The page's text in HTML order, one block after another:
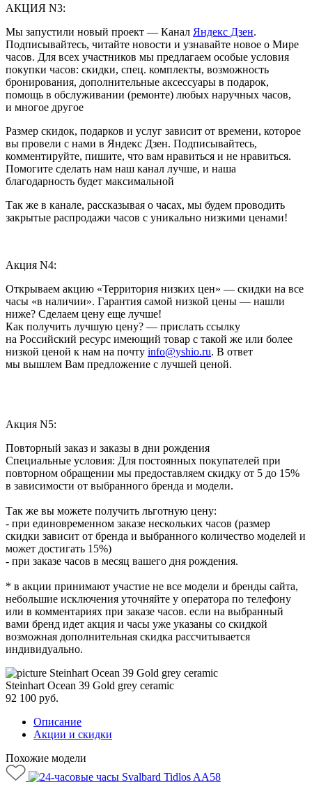
АКЦИЯ N3:
Мы запустили новый проект — Канал Яндекс Дзен.
Подписывайтесь, читайте новости и узнавайте новое о Мире
часов. Для всех участников мы предлагаем особые условия
покупки часов: скидки, спец. комплекты, возможность
бронирования, дополнительные аксессуары в подарок,
помощь в обслуживании (ремонте) любых наручных часов,
и многое другое
Размер скидок, подарков и услуг зависит от времени, которое
вы провели с нами в Яндекс Дзен. Подписывайтесь,
комментируйте, пишите, что вам нравиться и не нравиться.
Помогите сделать нам наш канал лучше, и наша
благодарность будет максимальной
Так же в канале, рассказывая о часах, мы будем проводить
закрытые распродажи часов с уникально низкими ценами!
Акция N4:
Открываем акцию «Территория низких цен» — скидки на все
часы «в наличии». Гарантия самой низкой цены — нашли
ниже? Сделаем цену еще лучше!
Как получить лучшую цену? — прислать ссылку
на Российский ресурс имеющий товар с такой же или более
низкой ценой к нам на почту info@yshio.ru. В ответ
мы вышлем Вам предложение с лучшей ценой.
Акция N5:
Повторный заказ и заказы в дни рождения
Специальные условия: Для постоянных покупателей при
повторном обращении мы предоставляем скидку от 5 до 15%
в зависимости от выбранного бренда и модели.
Так же вы можете получить льготную цену:
- при единовременном заказе нескольких часов (размер
скидки зависит от бренда и выбранного количество моделей и
может достигать 15%)
- при заказе часов в месяц вашего дня рождения.
* в акции принимают участие не все модели и бренды сайта,
небольшие исключения уточняйте у оператора по телефону
или в комментариях при заказе часов. если на выбранный
вами бренд идет акция и часы уже указаны со скидкой
возможная дополнительная скидка рассчитывается
индивидуально.
Steinhart Ocean 39 Gold grey ceramic
92 100 руб.
Описание
Акции и скидки
Похожие модели